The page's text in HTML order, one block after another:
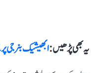
یہ بھی پڑھیں :ابھیشیک بنرجی پر